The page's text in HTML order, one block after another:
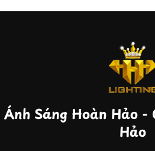
Ánh Sáng Hoàn Hảo -
Hảo